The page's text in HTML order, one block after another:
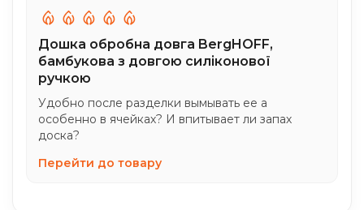
Дошка обробна довга BergHOFF,
бамбукова з довгою силіконової
ручкою
Удобно после разделки вымывать ее а
особенно в ячейках? И впитывает ли запах
доска?
Перейти до товару